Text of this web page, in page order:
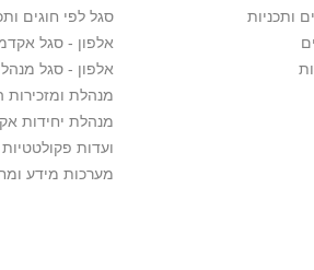
ותכניות
סגל לפי חוגים
אלפון - סגל
אלפון - סגל
מנהלת ומזכירות
מנהלת יחידות
ועדות פקולטטיות
מערכות מידע